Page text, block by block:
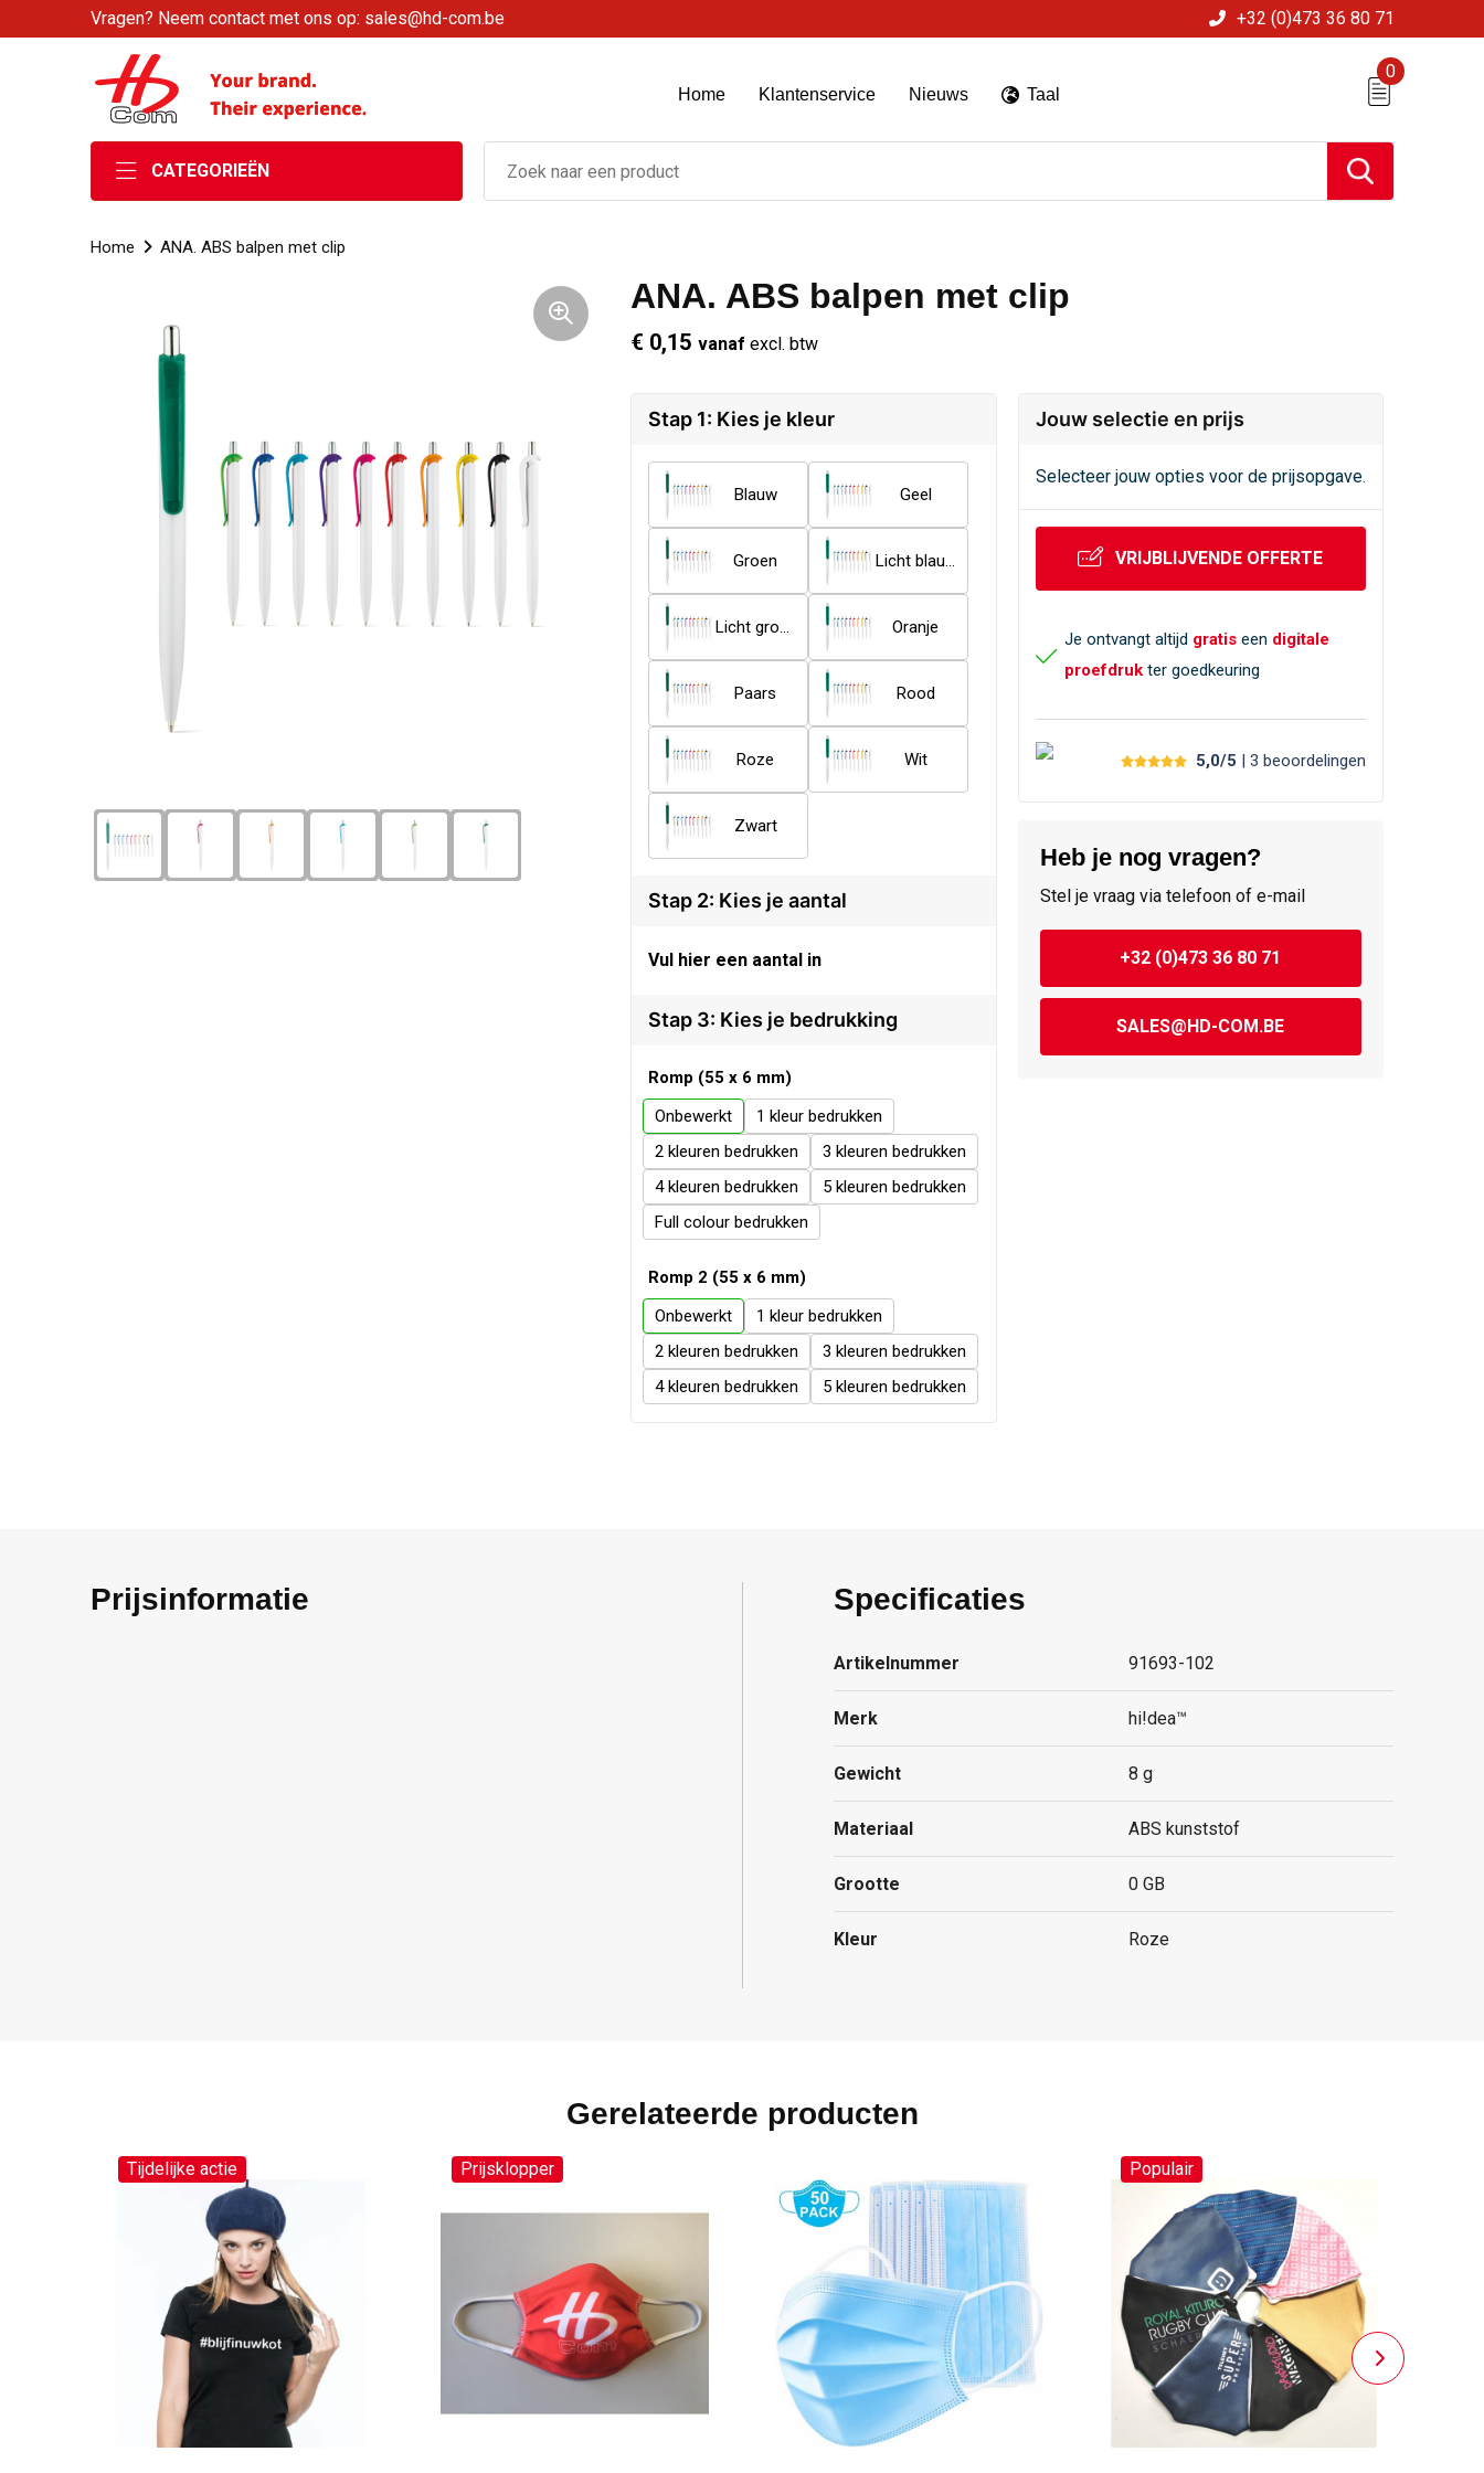
Vragen? Neem contact met ons op: sales@hd-com.be +32 (0)473 36 80 71
Home Klantenservice Nieuws Taal
0
CATEGORIEËN
Home ANA. ABS balpen met clip
ANA. ABS balpen met clip
€ 0,15 vanaf excl. btw
Stap 1: Kies je kleur
Blauw Geel
Groen Licht blauw
Licht groen Oranje
Paars Rood
Roze Wit
Zwart
Stap 2: Kies je aantal
Vul hier een aantal in
Stap 3: Kies je bedrukking
Romp (55 x 6 mm)
Onbewerkt
1
2
3
4
5
Full colour
Romp 2 (55 x 6 mm)
Onbewerkt
1
2
3
4
5
Jouw selectie en prijs
Selecteer jouw opties voor de prijsopgave.
VRIJBLIJVENDE OFFERTE
Je ontvangt altijd gratiseen digitale
proefdrukter goedkeuring
5,0/5 | 3 beoordelingen
Heb je nog vragen?
Stel je vraag via telefoon of e-mail
+32 (0)473 36 80 71
SALES@HD-COM.BE
Prijsinformatie Specificaties
Artikelnummer 91693-102
Merk hi!dea™
Gewicht 8 g
Materiaal ABS kunststof
Grootte 0 GB
Kleur Roze
Gerelateerde producten
Tijdelijke actie Prijsklopper Populair